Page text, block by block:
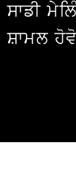
ਸਾਡੀ
ਸ਼ਾਮਲ